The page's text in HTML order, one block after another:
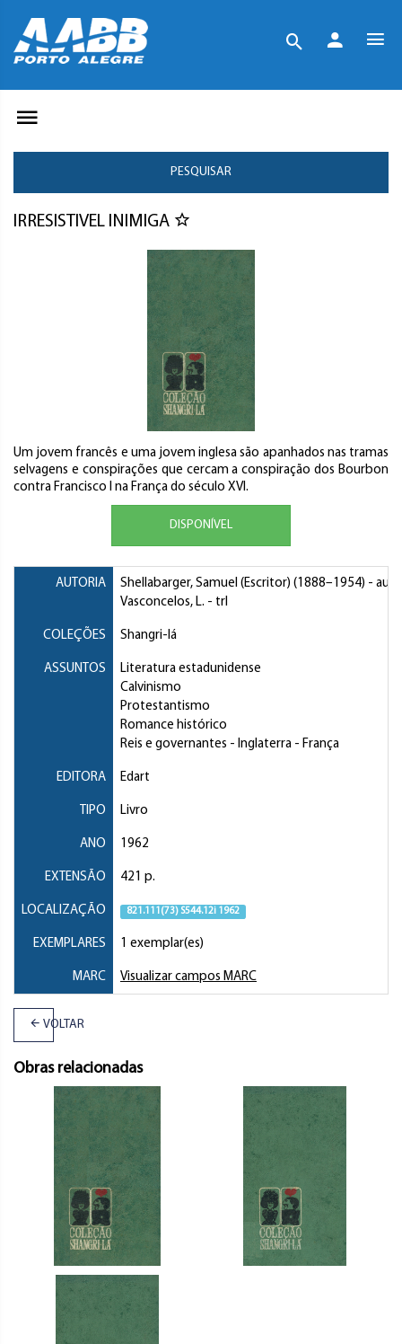
PESQUISAR
IRRESISTIVEL INIMIGA
Um jovem francês e uma jovem inglesa são apanhados nas tramas
selvagens e conspirações que cercam a conspiração dos Bourbon
contra Francisco I na França do século XVI.
DISPONÍVEL
AUTORIA Shellabarger, Samuel (Escritor) (1888–1954) - aut
Vasconcelos, L. - trl
COLEÇÕES Shangri-lá
ASSUNTOS
Literatura estadunidense
Calvinismo
Protestantismo
Romance histórico
Reis e governantes - Inglaterra - França
EDITORA Edart
TIPO Livro
ANO 1962
EXTENSÃO 421 p.
LOCALIZAÇÃO 821.111(73) S544.12i 1962
EXEMPLARES 1 exemplar(es)
MARC Visualizar campos MARC
VOLTAR
Obras relacionadas